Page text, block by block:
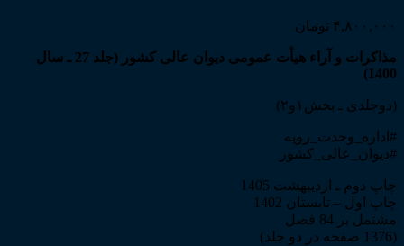
۴,۸۰۰,۰۰۰ تومان
مذاکرات و آراء هیأت عمومی دیوان عالی کشور (جلد 27 ـ سال
1400)
(دوجلدی ـ بخش۱و۲)
#اداره_وحدت_رویه
#دیوان_عالی_کشور
چاپ دوم ـ اردیبهشت 1405
چاپ اول – تابستان 1402
مشتمل بر 84 فصل
(1376 صفحه در دو جلد)